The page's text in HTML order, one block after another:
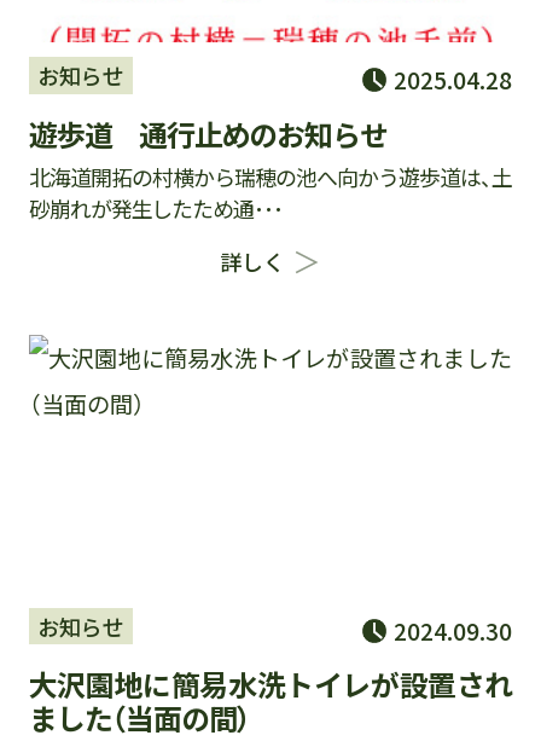
お知らせ 2025.04.28
遊歩道 通行止めのお知らせ
北海道開拓の村横から瑞穂の池へ向かう遊歩道は、土
砂崩れが発生したため通･･･
詳しく
お知らせ 2024.09.30
大沢園地に簡易水洗トイレが設置され
ました（当面の間）